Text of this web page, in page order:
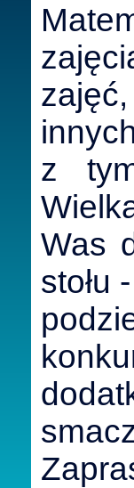
z
Was
stołu